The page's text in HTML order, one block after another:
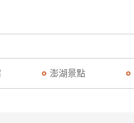
澎湖景點